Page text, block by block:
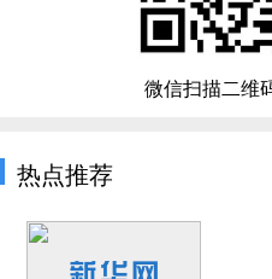
微信扫描二维
热点推荐